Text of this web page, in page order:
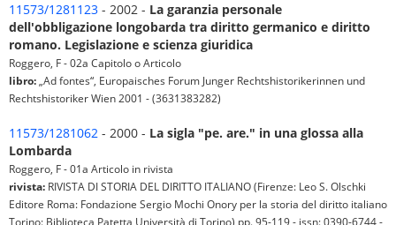
11573/1281123 - 2002 - La garanzia personale
dell'obbligazione longobarda tra diritto germanico e diritto
romano. Legislazione e scienza giuridica
Roggero, F - 02a Capitolo o Articolo
libro: „Ad fontes“, Europaisches Forum Junger Rechtshistorikerinnen und
Rechtshistoriker Wien 2001 - (3631383282)
11573/1281062 - 2000 - La sigla "pe. are." in una glossa alla
Lombarda
Roggero, F - 01a Articolo in rivista
rivista: RIVISTA DI STORIA DEL DIRITTO ITALIANO (Firenze: Leo S. Olschki
Editore Roma: Fondazione Sergio Mochi Onory per la storia del diritto italiano
Torino: Biblioteca Patetta Università di Torino) pp. 95-119 - issn: 0390-6744 -